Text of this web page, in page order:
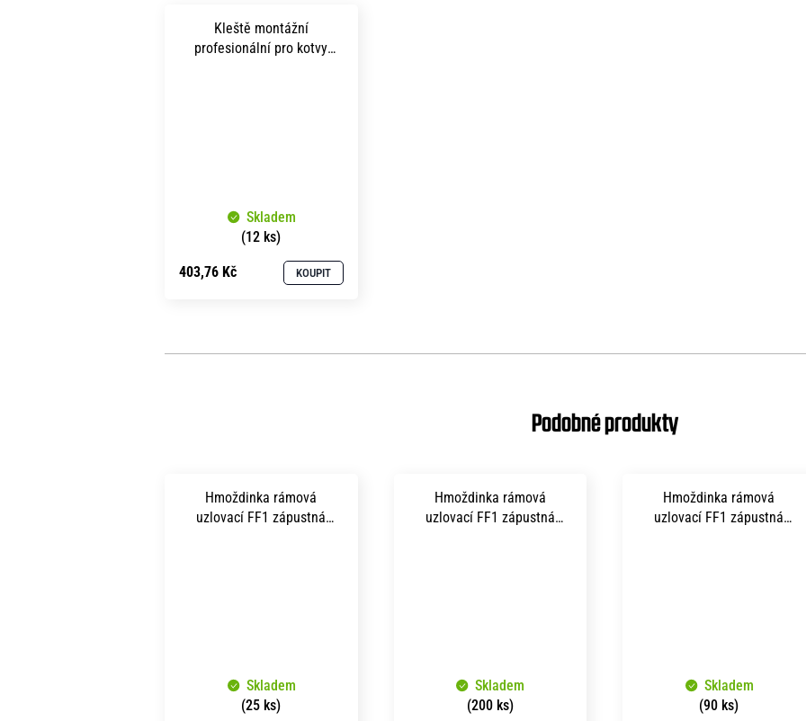
Kleště montážní
profesionální pro kotvy
Skladem
(12 ks)
403,76 Kč KOUPIT
Hmoždinka rámová
uzlovací FF1 zápustná
Skladem
(25 ks)
Hmoždinka rámová
uzlovací FF1 zápustná
Skladem
(200 ks)
Hmoždinka rámová
uzlovací FF1 zápustná
Skladem
(90 ks)